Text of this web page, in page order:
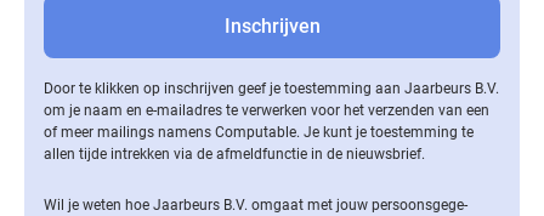
Door te klikken op inschrijven geef je toestemming aan Jaarbeurs B.V.
om je naam en e-mailadres te verwerken voor het verzenden van een
of meer mailings namens Computable. Je kunt je toestemming te
allen tijde intrekken via de af­meld­func­tie in de nieuwsbrief.
Wil je weten hoe Jaarbeurs B.V. omgaat met jouw per­soons­ge­ge­